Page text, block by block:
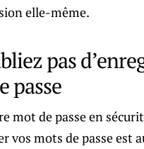
elle-même.
pas
passe
mot de passe en
vos mots de passe est